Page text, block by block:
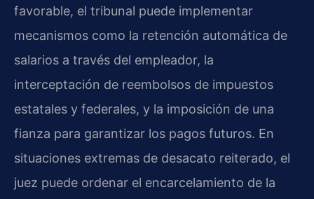
favorable, el tribunal puede implementar
mecanismos como la retención automática de
salarios a través del empleador, la
interceptación de reembolsos de impuestos
estatales y federales, y la imposición de una
fianza para garantizar los pagos futuros. En
situaciones extremas de desacato reiterado, el
juez puede ordenar el encarcelamiento de la